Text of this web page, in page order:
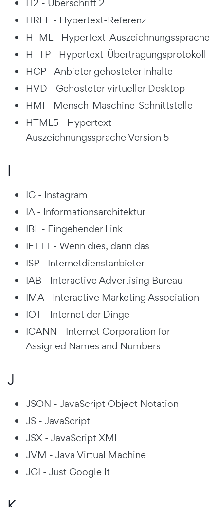
H2 - Überschrift 2
HREF - Hypertext-Referenz
HTML - Hypertext-Auszeichnungssprache
HTTP - Hypertext-Übertragungsprotokoll
HCP - Anbieter gehosteter Inhalte
HVD - Gehosteter virtueller Desktop
HMI - Mensch-Maschine-Schnittstelle
HTML5 - Hypertext-
Auszeichnungssprache Version 5
I
IG - Instagram
IA - Informationsarchitektur
IBL - Eingehender Link
IFTTT - Wenn dies, dann das
ISP - Internetdienstanbieter
IAB - Interactive Advertising Bureau
IMA - Interactive Marketing Association
IOT - Internet der Dinge
ICANN - Internet Corporation for
Assigned Names and Numbers
J
JSON - JavaScript Object Notation
JS - JavaScript
JSX - JavaScript XML
JVM - Java Virtual Machine
JGI - Just Google It